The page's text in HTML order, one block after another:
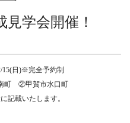
見学会開催！
15(日)※完全予約制
町 ②甲賀市水口町
記載いたします。